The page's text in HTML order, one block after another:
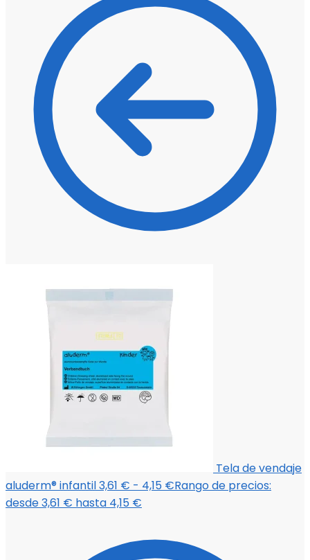
Tela de vendaje
aluderm® infantil3,61 € - 4,15 €Rango de precios:
desde 3,61 € hasta 4,15 €